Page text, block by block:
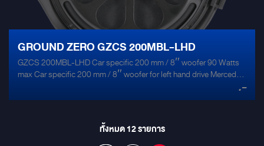
GROUND ZERO GZCS 200MBL-LHD
GZCS 200MBL-LHD Car specific 200 mm / 8″ woofer 90 Watts
max Car specific 200 mm / 8″ woofer for left hand drive Mercedes
Pressed paper-fiber cone Resonance free steel basket
.-
ทั้งหมด12รายการ